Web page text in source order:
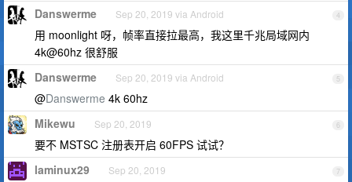
4
Danswerme Sep 20, 2019 via Android
用 moonlight 呀，帧率直接拉最高，我这里千兆局域网内
4k@60hz 很舒服
5
Danswerme Sep 20, 2019 via Android
@Danswerme 4k 60hz
6
Mikewu Sep 20, 2019
要不 MSTSC 注册表开启 60FPS 试试？
7
laminux29 Sep 20, 2019